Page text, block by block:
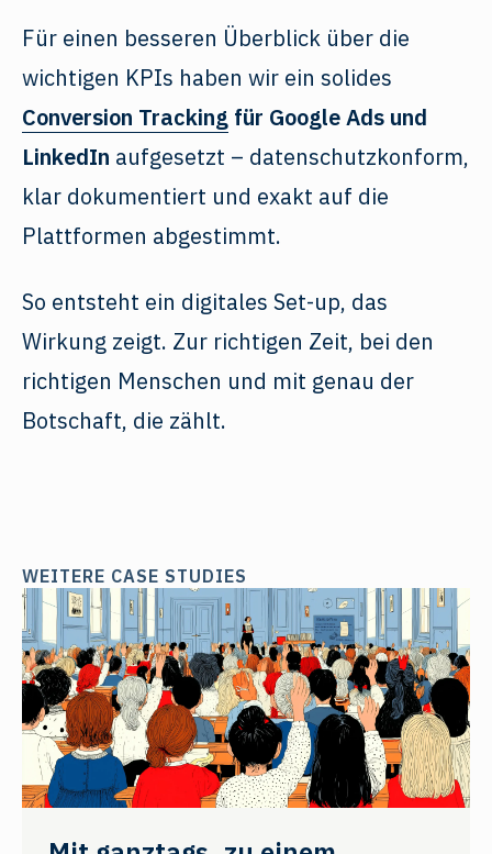
Für einen besseren Überblick über die
wichtigen KPIs haben wir ein solides
Conversion Tracking für Google Ads und
LinkedIn aufgesetzt – datenschutzkonform,
klar dokumentiert und exakt auf die
Plattformen abgestimmt.
So entsteht ein digitales Set-up, das
Wirkung zeigt. Zur richtigen Zeit, bei den
richtigen Menschen und mit genau der
Botschaft, die zählt.
WEITERE CASE STUDIES